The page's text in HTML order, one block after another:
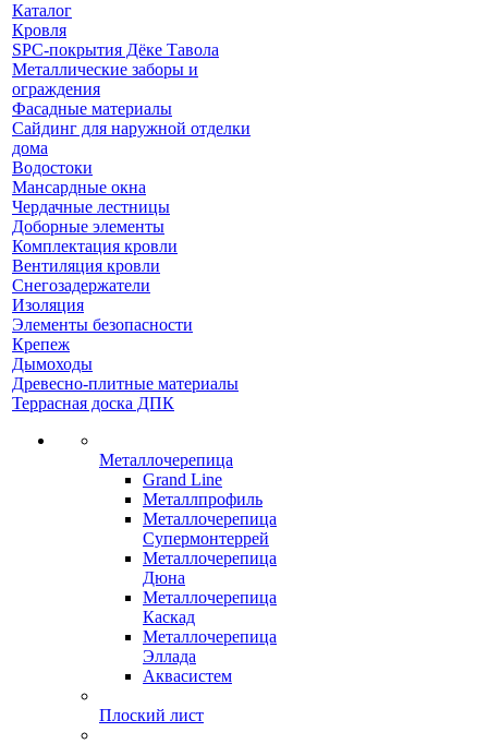
Каталог
Кровля
SPC-покрытия Дёке Тавола
Металлические заборы и
ограждения
Фасадные материалы
Сайдинг для наружной отделки
дома
Водостоки
Мансардные окна
Чердачные лестницы
Доборные элементы
Комплектация кровли
Вентиляция кровли
Снегозадержатели
Изоляция
Элементы безопасности
Крепеж
Дымоходы
Древесно-плитные материалы
Террасная доска ДПК
Металлочерепица
Grand Line
Металлпрофиль
Металлочерепица
Супермонтеррей
Металлочерепица
Дюна
Металлочерепица
Каскад
Металлочерепица
Эллада
Аквасистем
Плоский лист